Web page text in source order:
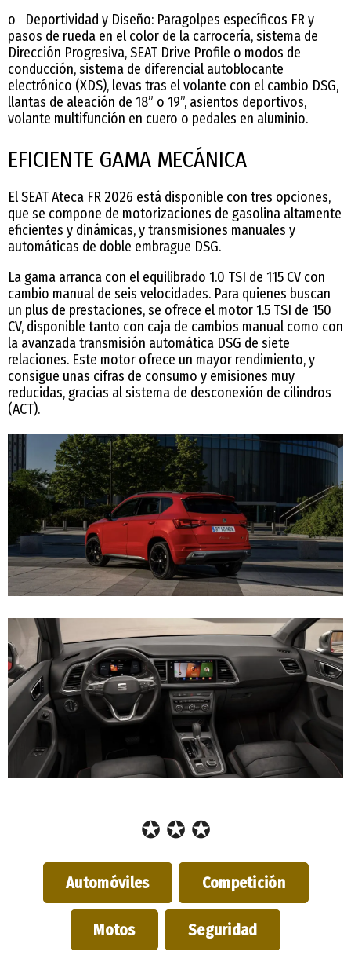
o Deportividad y Diseño: Paragolpes específicos FR y
pasos de rueda en el color de la carrocería, sistema de
Dirección Progresiva, SEAT Drive Profile o modos de
conducción, sistema de diferencial autoblocante
electrónico (XDS), levas tras el volante con el cambio DSG,
llantas de aleación de 18” o 19”, asientos deportivos,
volante multifunción en cuero o pedales en aluminio.
EFICIENTE GAMA MECÁNICA
El SEAT Ateca FR 2026 está disponible con tres opciones,
que se compone de motorizaciones de gasolina altamente
eficientes y dinámicas, y transmisiones manuales y
automáticas de doble embrague DSG.
La gama arranca con el equilibrado 1.0 TSI de 115 CV con
cambio manual de seis velocidades. Para quienes buscan
un plus de prestaciones, se ofrece el motor 1.5 TSI de 150
CV, disponible tanto con caja de cambios manual como con
la avanzada transmisión automática DSG de siete
relaciones. Este motor ofrece un mayor rendimiento, y
consigue unas cifras de consumo y emisiones muy
reducidas, gracias al sistema de desconexión de cilindros
(ACT).
✪ ✪ ✪
Automóviles Competición
Motos Seguridad